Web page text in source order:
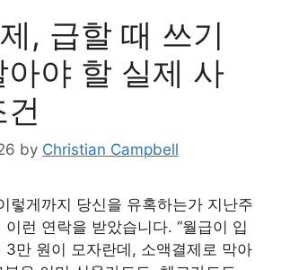
, 급할 때 쓰기
아야 할 실제 사
by Christian Campbell
렇게까지 당신을 유혹하는가 지난주
이런 연락을 받았습니다. “월급이 입
3만 원이 모자란데, 소액결제로 막아